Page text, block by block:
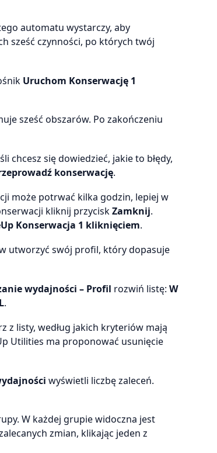
automatu wystarczy, aby
sześć czynności, po których twój
Uruchom Konserwację 1
sześć obszarów. Po zakończeniu
chcesz się dowiedzieć, jakie to błędy,
konserwację.
może potrwać kilka godzin, lepiej w
kliknij przyciskZamknij.
Konserwacja 1 kliknięciem.
utworzyć swój profil, który dopasuje
wydajności – Profil rozwiń listę: W
.
z listy, według jakich kryteriów mają
Utilities ma proponować usunięcie
wyświetli liczbę zaleceń.
W każdej grupie widoczna jest
zmian, klikając jeden z